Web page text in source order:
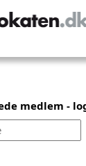
medlem -